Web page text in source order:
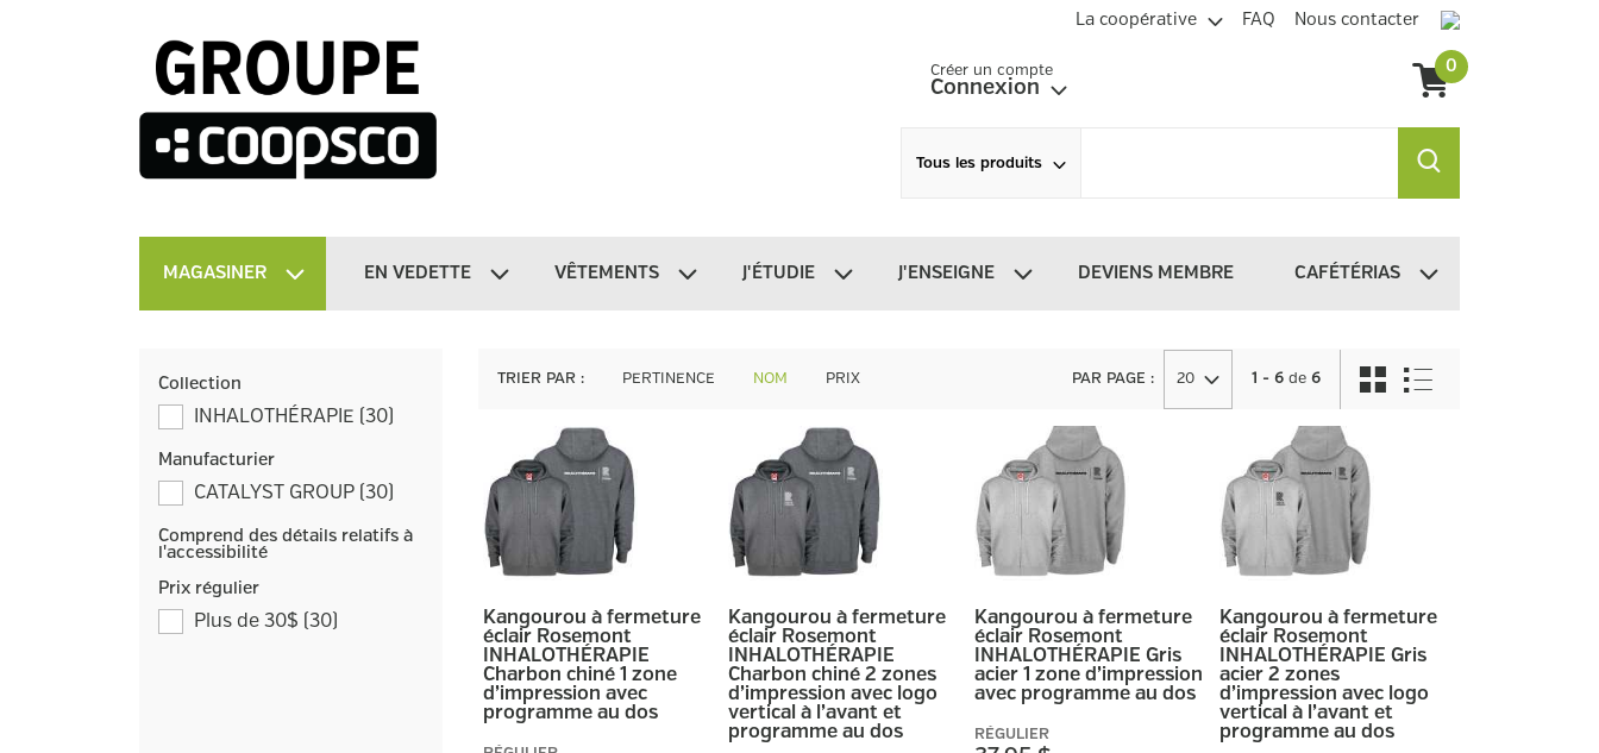
La coopérative FAQ Nous contacter
Créer un compte
Connexion
0
Tous les produits
MAGASINER EN VEDETTE VÊTEMENTS J'ÉTUDIE J'ENSEIGNE DEVIENS MEMBRE CAFÉTÉRIAS
Collection
INHALOTHÉRAPIE 30
Manufacturier
CATALYST GROUP 30
Comprend des détails relatifs à
l'accessibilité
Prix régulier
Plus de 30$ 30
TRIER PAR : PERTINENCE NOM PRIX PAR PAGE : 20 1 - 6 de 6
Kangourou à fermeture
éclair Rosemont
INHALOTHÉRAPIE
Charbon chiné 1 zone
d’impression avec
programme au dos
Kangourou à fermeture
éclair Rosemont
INHALOTHÉRAPIE
Charbon chiné 2 zones
d’impression avec logo
vertical à l’avant et
programme au dos
Kangourou à fermeture
éclair Rosemont
INHALOTHÉRAPIE Gris
acier 1 zone d’impression
avec programme au dos
RÉGULIER
Kangourou à fermeture
éclair Rosemont
INHALOTHÉRAPIE Gris
acier 2 zones
d’impression avec logo
vertical à l’avant et
programme au dos